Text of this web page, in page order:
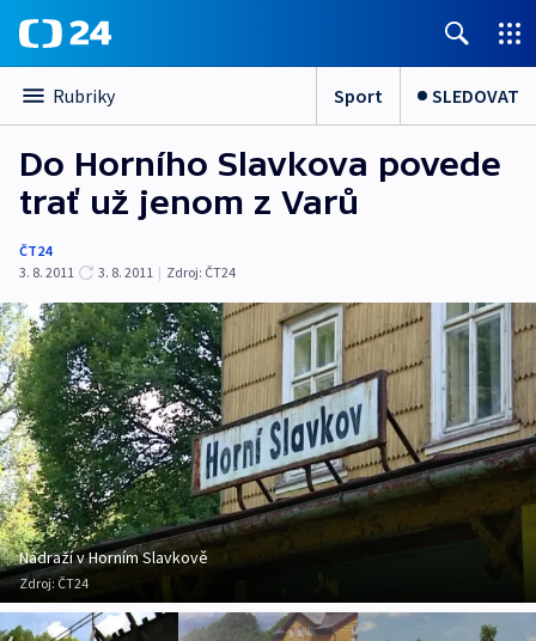
Rubriky Sport SLEDOVAT
Do Horního Slavkova povede
trať už jenom z Varů
ČT24
3. 8. 2011
3. 8. 2011 | Zdroj: ČT24
Nádraží v Horním Slavkově
Zdroj: ČT24